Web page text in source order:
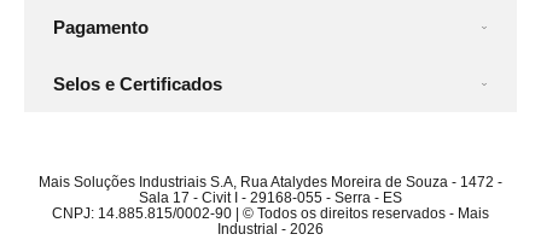
Pagamento
Selos e Certificados
Mais Soluções Industriais S.A, Rua Atalydes Moreira de Souza - 1472 -
Sala 17 - Civit I - 29168-055 - Serra - ES
CNPJ: 14.885.815/0002-90 | © Todos os direitos reservados - Mais
Industrial - 2026